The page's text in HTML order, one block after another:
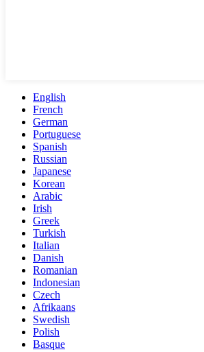
English
French
German
Portuguese
Spanish
Russian
Japanese
Korean
Arabic
Irish
Greek
Turkish
Italian
Danish
Romanian
Indonesian
Czech
Afrikaans
Swedish
Polish
Basque